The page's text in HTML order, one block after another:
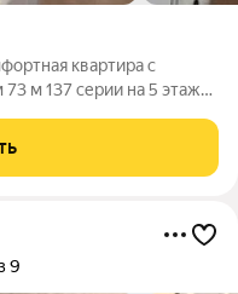
квартира с
м 137 серии на 5 этаже
вложений. Кухня 9 м,
9